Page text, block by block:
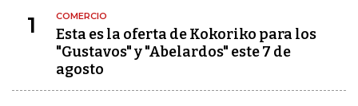
1 COMERCIO
Esta es la oferta de Kokoriko para los
"Gustavos" y "Abelardos" este 7 de
agosto